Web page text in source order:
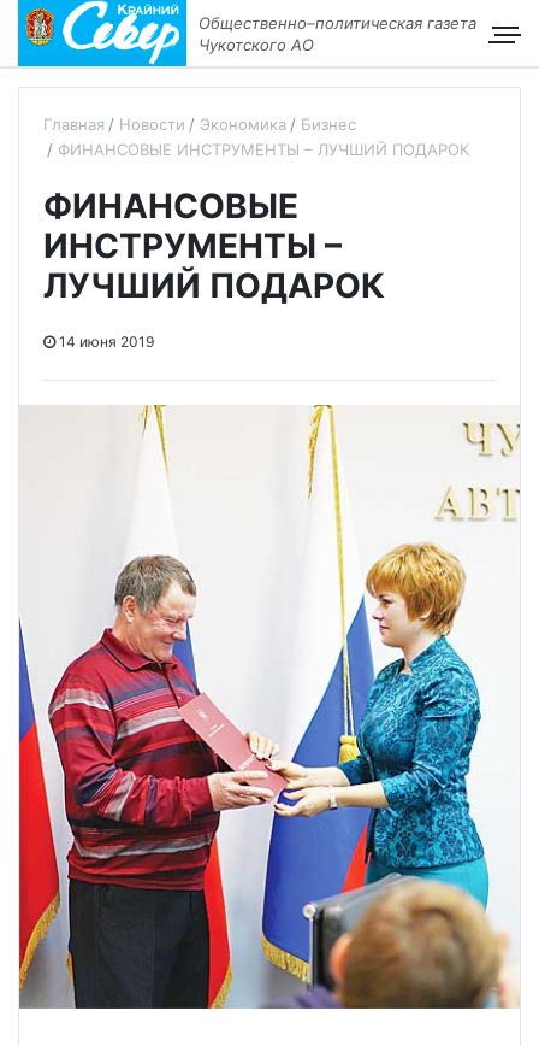
Общественно–политическая газета
Чукотского АО
Главная Новости Экономика
Бизнес
ФИНАНСОВЫЕ ИНСТРУМЕНТЫ – ЛУЧШИЙ ПОДАРОК
ФИНАНСОВЫЕ
ИНСТРУМЕНТЫ –
ЛУЧШИЙ ПОДАРОК
14 июня 2019